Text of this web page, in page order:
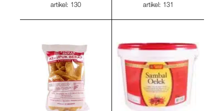
artikel: 130
artikel: 131